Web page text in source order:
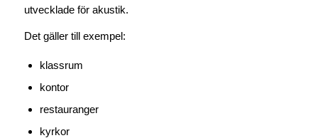
utvecklade för akustik.
Det gäller till exempel:
klassrum
kontor
restauranger
kyrkor